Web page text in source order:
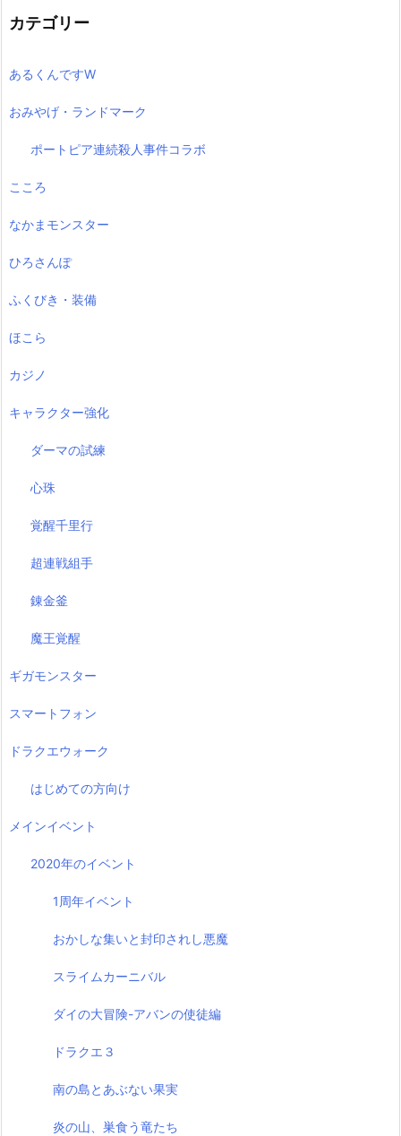
カテゴリー
あるくんですW
おみやげ・ランドマーク
ポートピア連続殺人事件コラボ
こころ
なかまモンスター
ひろさんぽ
ふくびき・装備
ほこら
カジノ
キャラクター強化
ダーマの試練
心珠
覚醒千里行
超連戦組手
錬金釜
魔王覚醒
ギガモンスター
スマートフォン
ドラクエウォーク
はじめての方向け
メインイベント
2020年のイベント
1周年イベント
おかしな集いと封印されし悪魔
スライムカーニバル
ダイの大冒険-アバンの使徒編
ドラクエ３
南の島とあぶない果実
炎の山、巣食う竜たち